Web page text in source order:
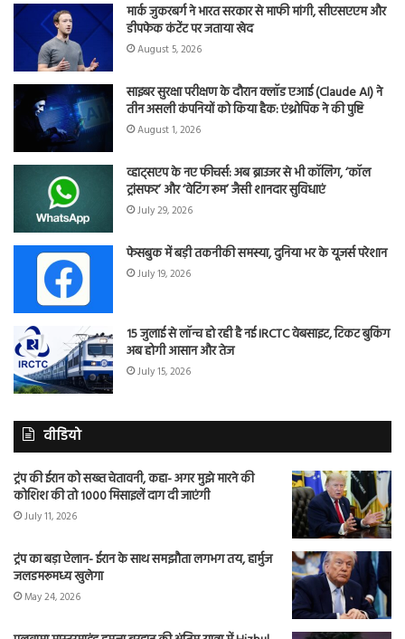
मार्क जुकरबर्ग ने भारत सरकार से माफी मांगी, सीएसएएम और
डीपफेक कंटेंट पर जताया खेद
August 5, 2026
साइबर सुरक्षा परीक्षण के दौरान क्लॉड एआई (Claude AI) ने
तीन असली कंपनियों को किया हैक: एंथ्रोपिक ने की पुष्टि
August 1, 2026
व्हाट्सएप के नए फीचर्स: अब ब्राउजर से भी कॉलिंग, ‘कॉल
ट्रांसफर’ और ‘वेटिंग रूम’ जैसी शानदार सुविधाएं
July 29, 2026
फेसबुक में बड़ी तकनीकी समस्या, दुनिया भर के यूजर्स परेशान
July 19, 2026
15 जुलाई से लॉन्च हो रही है नई IRCTC वेबसाइट, टिकट बुकिंग
अब होगी आसान और तेज
July 15, 2026
वीडियो
ट्रंप की ईरान को सख्त चेतावनी, कहा- अगर मुझे मारने की
कोशिश की तो 1000 मिसाइलें दाग दी जाएंगी
July 11, 2026
ट्रंप का बड़ा ऐलान- ईरान के साथ समझौता लगभग तय, हार्मुज
जलडमरूमध्य खुलेगा
May 24, 2026